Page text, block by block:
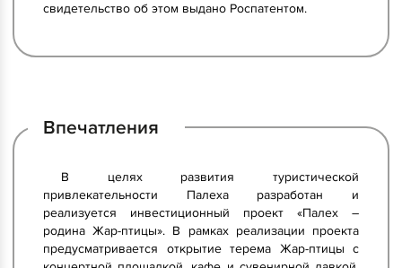
свидетельство об этом выдано Роспатентом.
Впечатления
В целях развития туристической
привлекательности Палеха разработан и
реализуется инвестиционный проект «Палех –
родина Жар-птицы». В рамках реализации проекта
предусматривается открытие терема Жар-птицы с